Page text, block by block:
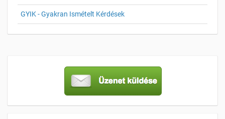
GYIK - Gyakran Ismételt Kérdések